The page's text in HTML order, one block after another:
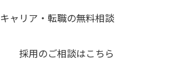
キャリア・転職の無料相談
採用のご相談はこちら